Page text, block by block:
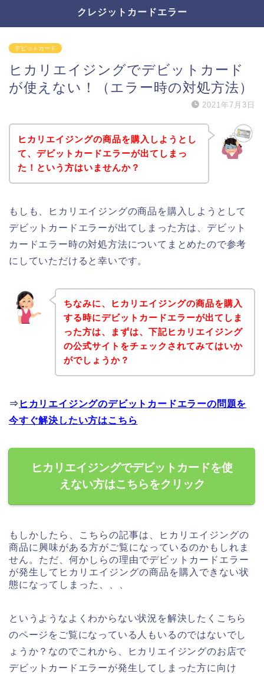
クレジットカードエラー
デビットカード
ヒカリエイジングでデビットカード
が使えない！（エラー時の対処方法）
2021年7月3日
ヒカリエイジングの商品を購入しようとし
て、デビットカードエラーが出てしまっ
た！という方はいませんか？
もしも、ヒカリエイジングの商品を購入しようとして
デビットカードエラーが出てしまった方は、デビット
カードエラー時の対処方法についてまとめたので参考
にしていただけると幸いです。
ちなみに、ヒカリエイジングの商品を購入
する時にデビットカードエラーが出てしま
った方は、まずは、下記ヒカリエイジング
の公式サイトをチェックされてみてはいか
がでしょうか？
⇒ ヒカリエイジングのデビットカードエラーの問題を
今すぐ解決したい方はこちら
ヒカリエイジングでデビットカードを使
えない方はこちらをクリック
もしかしたら、こちらの記事は、ヒカリエイジングの
商品に興味がある方がご覧になっているのかもしれま
せん。ただ、何かしらの理由でデビットカードエラー
が発生してヒカリエイジングの商品を購入できない状
態になってしまった、、、
というようなよくわからない状況を解決したくこちら
のページをご覧になっている人もいるのではないでし
ょうか？なのでこれから、ヒカリエイジングのお店で
デビットカードエラーが発生してしまった方に向け